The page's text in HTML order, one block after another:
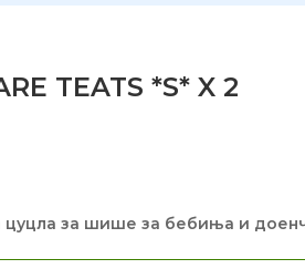
TEATS *S* X 2
цуцла за шише за бебиња и